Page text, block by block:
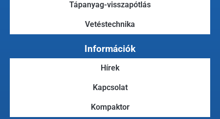
Tápanyag-visszapótlás
Vetéstechnika
Információk
Hírek
Kapcsolat
Kompaktor